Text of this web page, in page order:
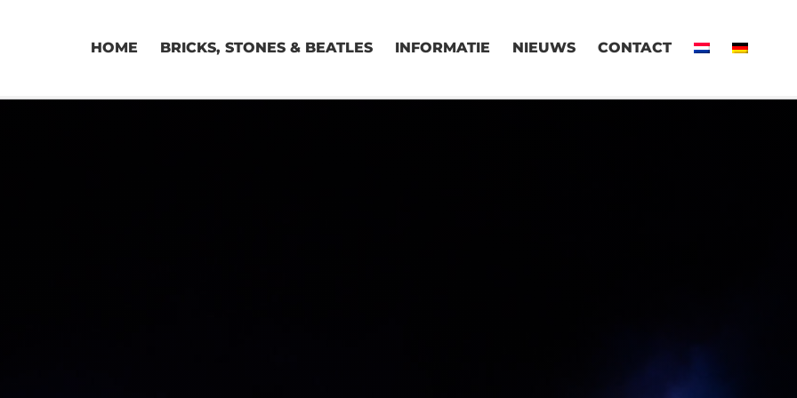
HOME BRICKS, STONES & BEATLES INFORMATIE NIEUWS CONTACT